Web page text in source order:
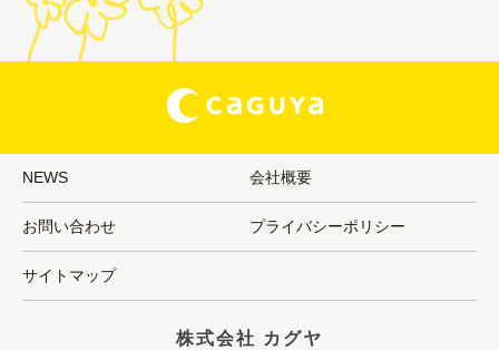
NEWS 会社概要
お問い合わせ プライバシーポリシー
サイトマップ
株式会社 カグヤ